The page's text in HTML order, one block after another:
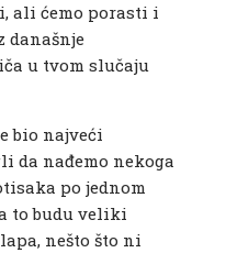
ali ćemo porasti i
današnje
u tvom slučaju
bio najveći
da nađemo nekoga
po jednom
to budu veliki
nešto što ni